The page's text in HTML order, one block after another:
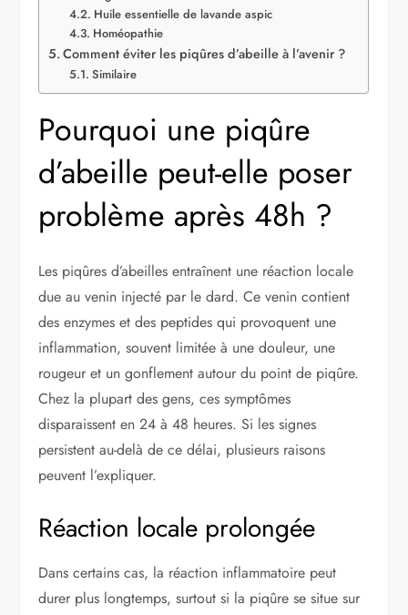
Huile essentielle de lavande aspic
Homéopathie
Comment éviter les piqûres d’abeille à l’avenir ?
Similaire
Pourquoi une piqûre
d’abeille peut-elle poser
problème après 48h ?
Les piqûres d’abeilles entraînent une réaction locale
due au venin injecté par le dard. Ce venin contient
des enzymes et des peptides qui provoquent une
inflammation, souvent limitée à une douleur, une
rougeur et un gonflement autour du point de piqûre.
Chez la plupart des gens, ces symptômes
disparaissent en 24 à 48 heures. Si les signes
persistent au-delà de ce délai, plusieurs raisons
peuvent l’expliquer.
Réaction locale prolongée
Dans certains cas, la réaction inflammatoire peut
durer plus longtemps, surtout si la piqûre se situe sur